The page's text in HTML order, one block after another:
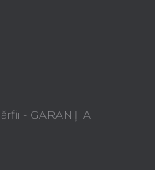
- GARANŢIA